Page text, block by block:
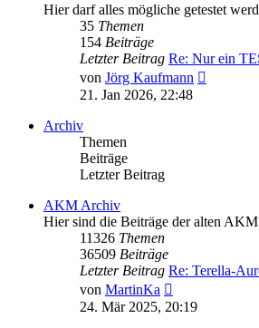
Hier darf alles mögliche getestet
35 Themen
154 Beiträge
Letzter Beitrag Re: Nur ein
von Jörg Kaufmann
21. Jan 2026, 22:48
Archiv
Themen
Beiträge
Letzter Beitrag
AKM Archiv
Hier sind die Beiträge der alten
11326 Themen
36509 Beiträge
Letzter Beitrag Re: Terella-
von MartinKa
Beitrag
24. Mär 2025, 20:19